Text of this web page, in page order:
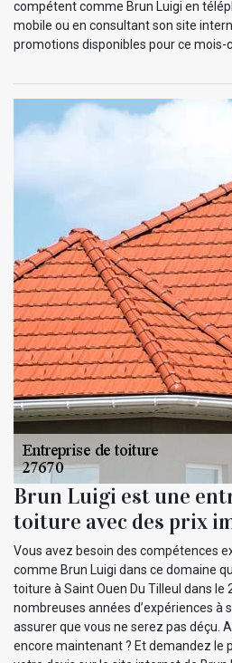
compétent comme Brun Luigi en
mobile ou en consultant son site
promotions disponibles pour ce mois-
Brun Luigi est une
toiture avec des prix
Vous avez besoin des compétences
comme Brun Luigi dans ce domaine
toiture à Saint Ouen Du Tilleul dans le
nombreuses années d’expériences à
assurer que vous ne serez pas déçu.
encore maintenant ? Et demandez le